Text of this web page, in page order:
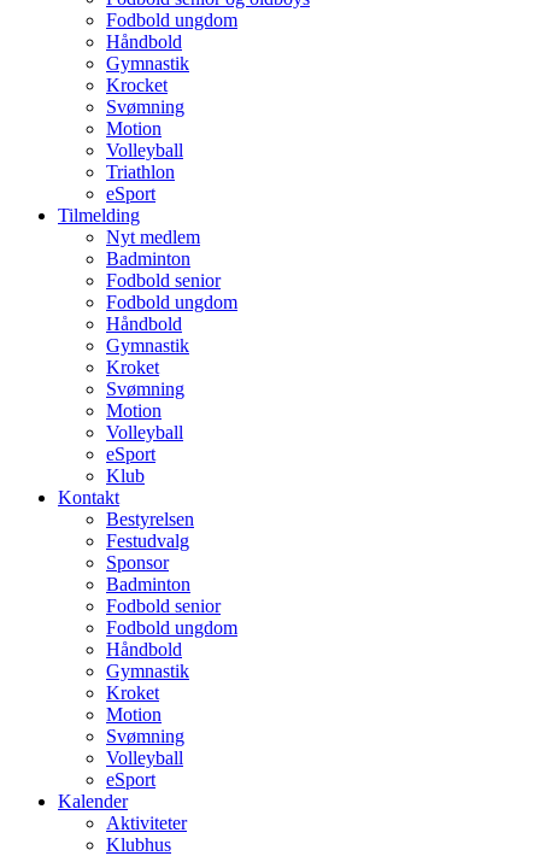
Fodbold ungdom
Håndbold
Gymnastik
Krocket
Svømning
Motion
Volleyball
Triathlon
eSport
Tilmelding
Nyt medlem
Badminton
Fodbold senior
Fodbold ungdom
Håndbold
Gymnastik
Kroket
Svømning
Motion
Volleyball
eSport
Klub
Kontakt
Bestyrelsen
Festudvalg
Sponsor
Badminton
Fodbold senior
Fodbold ungdom
Håndbold
Gymnastik
Kroket
Motion
Svømning
Volleyball
eSport
Kalender
Aktiviteter
Klubhus